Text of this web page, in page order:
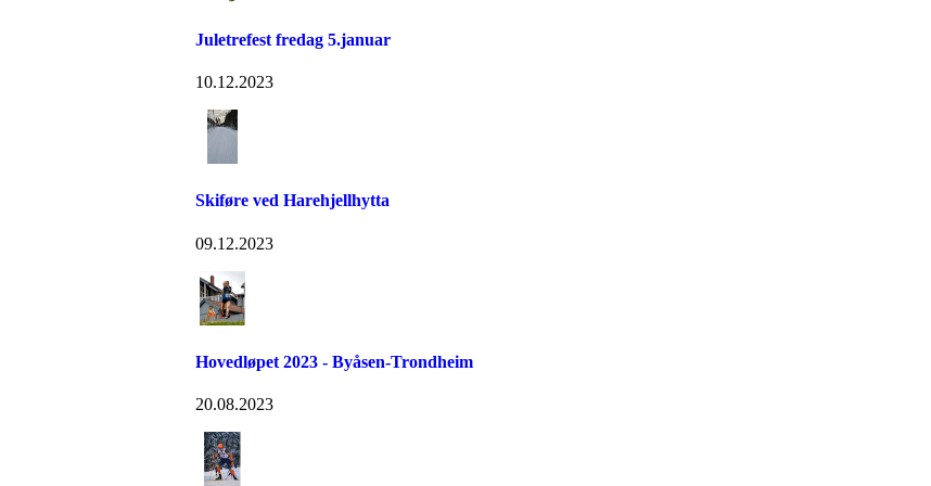
Juletrefest fredag 5.januar
10.12.2023
Skiføre ved Harehjellhytta
09.12.2023
Hovedløpet 2023 - Byåsen-Trondheim
20.08.2023